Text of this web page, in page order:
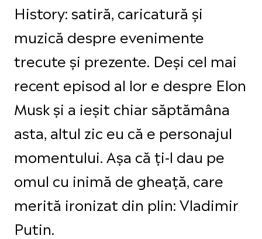
History: satiră, caricatură și
muzică despre evenimente
trecute și prezente. Deși cel mai
recent episod al lor e despre Elon
Musk și a ieșit chiar săptămâna
asta, altul zic eu că e personajul
momentului. Așa că ți-l dau pe
omul cu inimă de gheață, care
merită ironizat din plin: Vladimir
Putin.